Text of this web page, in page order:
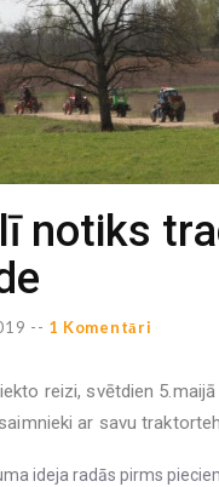
notiks
-- 1 Komentāri
reizi, svētdien
ar savu
ideja radās pirms